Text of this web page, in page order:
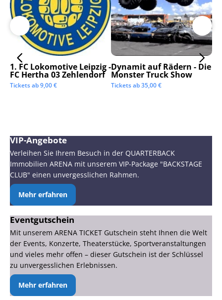
1. FC Lokomotive Leipzig -
FC Hertha 03 Zehlendorf
Tickets ab9,00€
Dynamit auf Rädern - Die
Monster Truck Show
Tickets ab35,00€
VIP-Angebote
Verleihen Sie Ihrem Besuch in der QUARTERBACK
Immobilien ARENA mit unserem VIP-Package "BACKSTAGE
CLUB" einen unvergesslichen Rahmen.
Mehr erfahren
Eventgutschein
Mit unserem ARENA TICKET Gutschein steht Ihnen die Welt
der Events, Konzerte, Theaterstücke, Sportveranstaltungen
und vieles mehr offen – dieser Gutschein ist der Schlüssel
zu unvergesslichen Erlebnissen.
Mehr erfahren